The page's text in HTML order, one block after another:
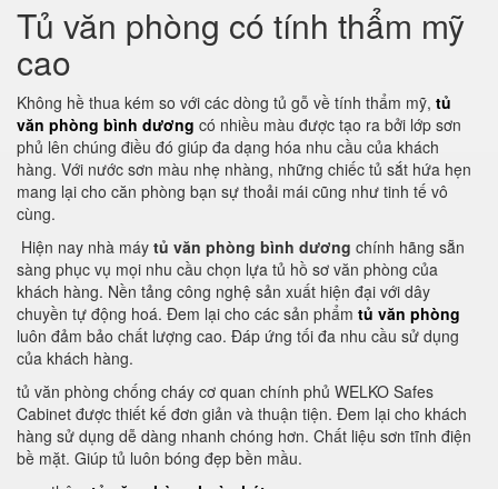
Tủ văn phòng có tính thẩm mỹ
cao
Không hề thua kém so với các dòng tủ gỗ về tính thẩm mỹ, tủ
văn phòng bình dương có nhiều màu được tạo ra bởi lớp sơn
phủ lên chúng điều đó giúp đa dạng hóa nhu cầu của khách
hàng. Với nước sơn màu nhẹ nhàng, những chiếc tủ sắt hứa hẹn
mang lại cho căn phòng bạn sự thoải mái cũng như tinh tế vô
cùng.
Hiện nay nhà máy tủ văn phòng bình dương chính hãng sẵn
sàng phục vụ mọi nhu cầu chọn lựa tủ hồ sơ văn phòng của
khách hàng. Nền tảng công nghệ sản xuất hiện đại với dây
chuyền tự động hoá. Đem lại cho các sản phẩm tủ văn phòng
luôn đảm bảo chất lượng cao. Đáp ứng tối đa nhu cầu sử dụng
của khách hàng.
tủ văn phòng chống cháy cơ quan chính phủ WELKO Safes
Cabinet được thiết kế đơn giản và thuận tiện. Đem lại cho khách
hàng sử dụng dễ dàng nhanh chóng hơn. Chất liệu sơn tĩnh điện
bề mặt. Giúp tủ luôn bóng đẹp bền mầu.